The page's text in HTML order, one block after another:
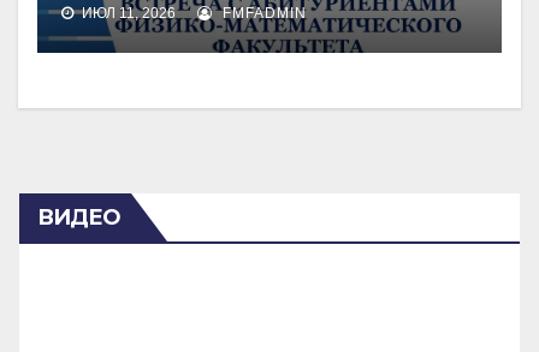
ИЮЛ 11, 2026 FMFADMIN
ВИДЕО